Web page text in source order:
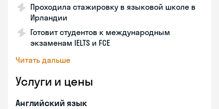
Проходила стажировку в языковой школе в
Ирландии
Готовит студентов к международным
экзаменам IELTS и FCE
Читать дальше
Услуги и цены
Английский язык